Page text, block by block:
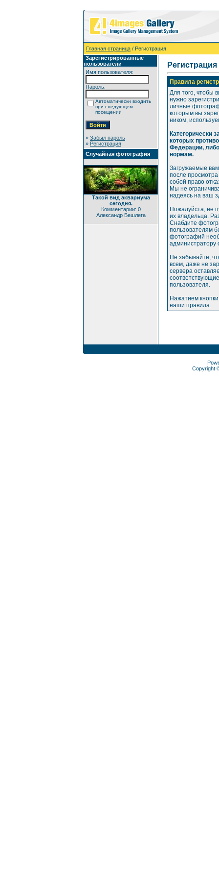
Главная страница / Регистрация
Зарегистрированные
пользователи
Имя пользователя:
Пароль:
Автоматически входить
при следующем
посещении
» Забыл пароль
» Регистрация
Случайная фотография
Такой вид аквариума
сегодня.
Комментарии: 0
Александр Бешлега
Регистрация
Правила
Для того, чтобы
нужно
личные
которым вы
ником,
Категорически
которых
Федерации,
нормам.
Загружаемые
после
собой право
Мы не
надеясь на ваш
Пожалуйста, не
их владельца.
Снабдите
пользователям
фотографий
администратору
Не забывайте,
всем, даже не
сервера
пользователя.
Нажатием
наши правила.
Copyright